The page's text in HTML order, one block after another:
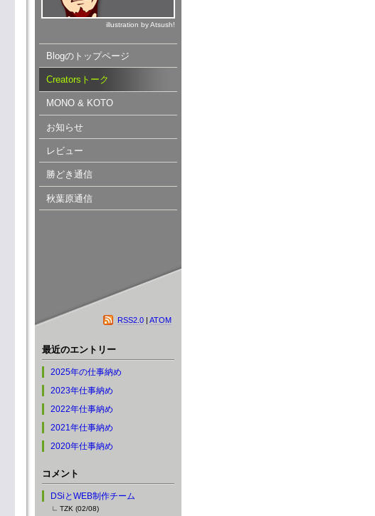
illustration by Atsush!
Blogのトップページ
Creatorsトーク
MONO & KOTO
お知らせ
レビュー
勝どき通信
秋葉原通信
RSS2.0 | ATOM
最近のエントリー
2025年の仕事納め
2023年仕事納め
2022年仕事納め
2021年仕事納め
2020年仕事納め
コメント
DSiとWEB制作チーム
TZK (02/08)